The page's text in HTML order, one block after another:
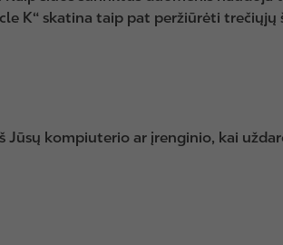
K“ skatina taip pat peržiūrėti
Jūsų kompiuterio ar įrenginio, kai